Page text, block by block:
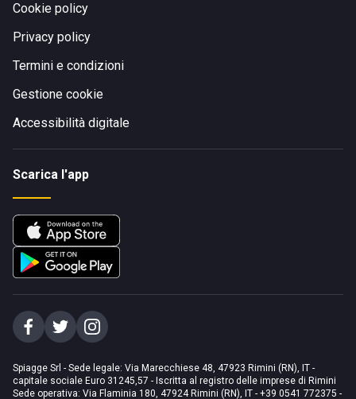
Cookie policy
Privacy policy
Termini e condizioni
Gestione cookie
Accessibilità digitale
Scarica l'app
Spiagge Srl - Sede legale: Via Marecchiese 48, 47923 Rimini (RN), IT -
capitale sociale Euro 31245,57 - Iscritta al registro delle imprese di Rimini
Sede operativa: Via Flaminia 180, 47924 Rimini (RN), IT - +39 0541 772375 -